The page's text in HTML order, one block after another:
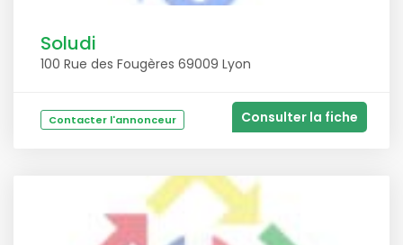
Soludi
100 Rue des Fougères 69009 Lyon
Contacter l'annonceur Consulter la fiche